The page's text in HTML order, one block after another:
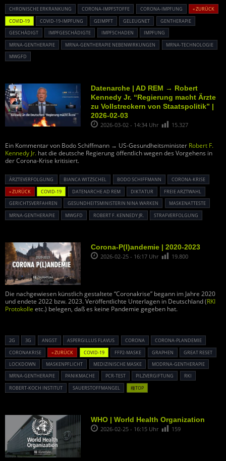
CHRONISCHE ERKRANKUNG CORONA-IMPFSTOFFE CORONA-IMPFUNG
« ZURÜCK
COVID-19
COVID-19-IMPFUNG GEIMPFT GELEUGNET
GENTHERAPIE
GESCHÄDIGT
IMPFGESCHÄDIGTE IMPFSCHADEN
IMPFUNG
MRNA-GENTHERAPIE
MRNA-GENTHERAPIE NEBENWIRKUNGEN
MRNA-TECHNOLOGIE
MWGFD
Datenarche | AD REM → Robert
Kennedy Jr. “Regierung macht Ärzte
zu Vollstreckern von Staatspolitik” |
2026-02-03
2026-03-02 - 14:34 Uhr 15.327
Ein Kommentar von Bodo Schiffmann → US-Gesundheitsminister Robert F.
Kennedy Jr. hat die deutsche Regierung öffentlich wegen des Vorgehens in
der Corona-Krise kritisiert.
ÄRZTEVERFOLGUNG BIANCA WITZSCHEL BODO SCHIFFMANN
CORONA-KRISE
« ZURÜCK
COVID-19 DATENARCHE AD REM DIKTATUR
FREIE ARZTWAHL
GERICHTSVERFAHREN
GESUNDHEITSMINISTERIN NINA WARKEN
MASKENATTESTE
MRNA-GENTHERAPIE
MWGFD ROBERT F. KENNEDY JR. STRAFVERFOLGUNG
Corona-P(l)andemie | 2020-2023
2026-02-25 - 16:17 Uhr 19.800
Die nachgewiesen künstlich gestaltete “Coronakrise” begann im Jahre 2020
und endete 2022 bzw. 2023. Veröffentlichte Unterlagen in Deutschland (RKI
Protokolle etc.) belegen, daß es keine Pandemie gegeben hat.
2G 3G ANGST ASPERGILLUS FLAVUS CORONA
CORONA-PLANDEMIE
CORONAKRISE
« ZURÜCK COVID-19 FFP2-MASKE GRAPHEN
GREAT RESET
LOCKDOWN
MASKENPFLICHT MEDIZINISCHE MASKE
MODRNA-GENTHERAPIE
MRNA-GENTHERAPIE
PANIKMACHE PCR-TEST PILZVERGIFTUNG
RKI
ROBERT-KOCH INSTITUT
SAUERSTOFFMANGEL 種TOP
WHO | World Health Organization
2026-02-25 - 16:15 Uhr 159